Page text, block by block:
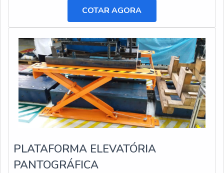
COTAR AGORA
PLATAFORMA ELEVATÓRIA
PANTOGRÁFICA